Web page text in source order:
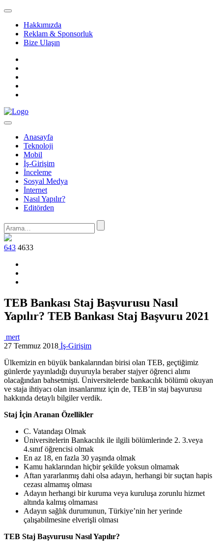
Hakkımızda
Reklam & Sponsorluk
Bize Ulaşın
Anasayfa
Teknoloji
Mobil
İş-Girişim
İnceleme
Sosyal Medya
İnternet
Nasıl Yapılır?
Editörden
643 4633
TEB Bankası Staj Başvurusu Nasıl
Yapılır? TEB Bankası Staj Başvuru 2021
mert
27 Temmuz 2018 İş-Girişim
Ülkemizin en büyük bankalarından birisi olan TEB, geçtiğimiz
günlerde yayınladığı duyuruyla beraber stajyer öğrenci alımı
olacağından bahsetmişti. Üniversitelerde bankacılık bölümü okuyan
ve staja ihtiyacı olan insanlarımız için de, TEB’in staj başvurusu
hakkında detaylı bilgiler verdik.
Staj İçin Aranan Özellikler
C. Vatandaşı Olmak
Üniversitelerin Bankacılık ile ilgili bölümlerinde 2. 3.veya
4.sınıf öğrencisi olmak
En az 18, en fazla 30 yaşında olmak
Kamu haklarından hiçbir şekilde yoksun olmamak
Aftan yararlanmış dahi olsa adayın, herhangi bir suçtan hapis
cezası almamış olması
Adayın herhangi bir kuruma veya kuruluşa zorunlu hizmet
altında kalmış olmaması
Adayın sağlık durumunun, Türkiye’nin her yerinde
çalışabilmesine elverişli olması
TEB Staj Başvurusu Nasıl Yapılır?